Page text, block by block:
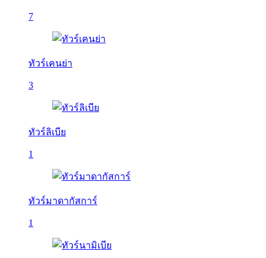
7
ทัวร์เคนย่า
3
ทัวร์ลิเบีย
1
ทัวร์มาดากัสการ์
1